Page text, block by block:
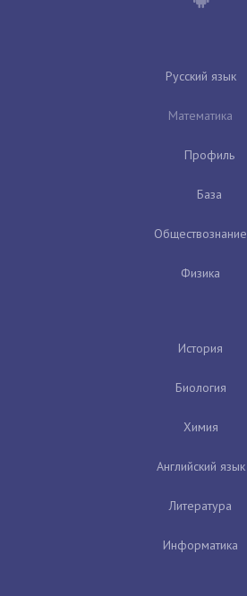
Русский язык
Математика
Профиль
База
Обществознание
Физика
История
Биология
Химия
Английский язык
Литература
Информатика